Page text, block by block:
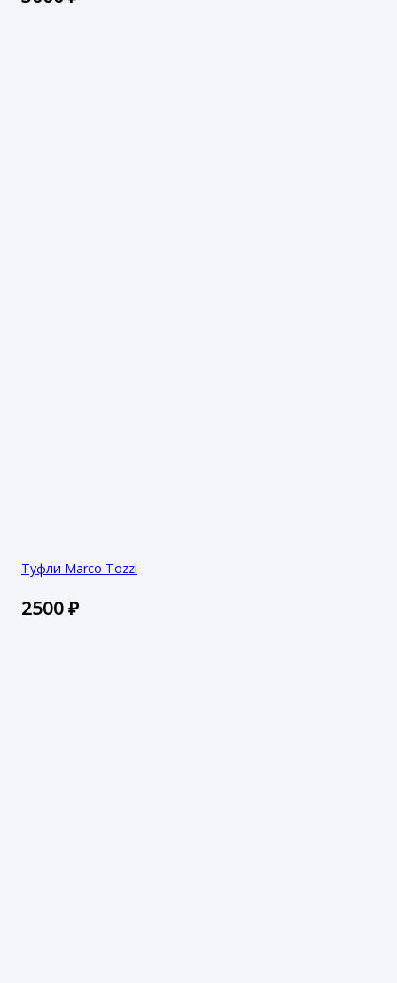
Туфли Marco Tozzi
2500₽